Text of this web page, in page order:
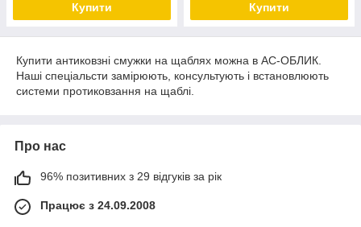
Купити Купити
Купити антиковзні смужки на щаблях можна в АС-ОБЛИК.
Наші спеціальсти замірюють, консультують і встановлюють
системи протиковзання на щаблі.
Про нас
96% позитивних з 29 відгуків за рік
Працює з 24.09.2008